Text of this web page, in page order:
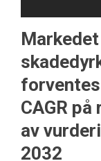
CAGR
av
2032